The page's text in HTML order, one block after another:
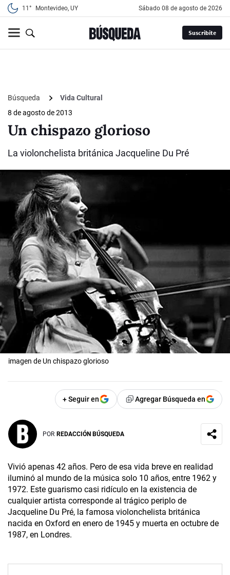
11° Montevideo, UY sábado 08 de agosto de 2026
Suscribite
Búsqueda
Vida Cultural
8 de agosto de 2013
Un chispazo glorioso
La violonchelista británica Jacqueline Du Pré
imagen de Un chispazo glorioso
+ Seguir en Agregar Búsqueda en
POR REDACCIÓN BÚSQUEDA
Vivió apenas 42 años. Pero de esa vida breve en realidad
iluminó al mundo de la música solo 10 años, entre 1962 y
1972. Este guarismo casi ridículo en la existencia de
cualquier artista corresponde al trágico periplo de
Jacqueline Du Pré, la famosa violonchelista británica
nacida en Oxford en enero de 1945 y muerta en octubre de
1987, en Londres.